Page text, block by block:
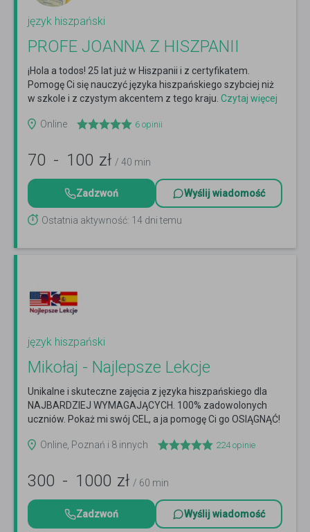
język hiszpański
PROFE JOANNA Z HISZPANII
¡Hola a todos! 25 lat już w Hiszpanii i z certyfikatem.
Pomogę Ci się nauczyć języka hiszpańskiego szybciej niż
w szkole i z czystym akcentem z tego kraju. Czytaj więcej
Online 6 opinii
70 - 100 zł / 40 min
Zadzwoń Wyślij wiadomość
Ostatnia aktywność: 14 dni temu
język hiszpański
Mikołaj - Najlepsze Lekcje
Unikalne i skuteczne zajęcia z języka hiszpańskiego dla
NAJBARDZIEJ WYMAGAJĄCYCH. 100% zadowolonych
uczniów. Pokaż mi swój CEL, a ja pomogę Ci go OSIĄGNĄĆ!
Online, Poznań i 8 innych
224opinie
300 - 1000 zł / 60 min
Zadzwoń Wyślij wiadomość